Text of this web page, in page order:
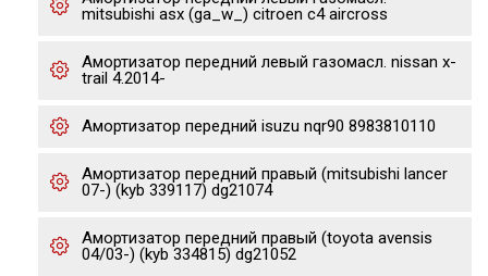
mitsubishi asx (ga_w_) citroen c4 aircross
Амортизатор передний левый газомасл. nissan x-
trail 4.2014-
Амортизатор передний isuzu nqr90 8983810110
Амортизатор передний правый (mitsubishi lancer
07-) (kyb 339117) dg21074
Амортизатор передний правый (toyota avensis
04/03-) (kyb 334815) dg21052